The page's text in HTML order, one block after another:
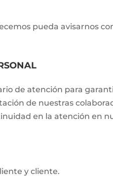
pueda avisarnos
de atención para
de nuestras
en la atención en
y cliente.